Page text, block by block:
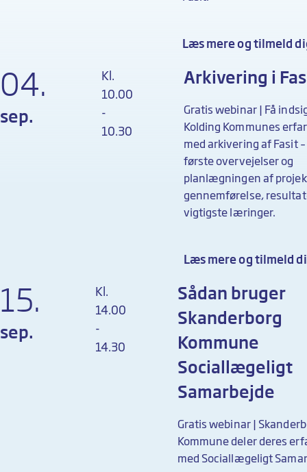
Læs mere og tilmeld
04.
sep.
Kl.
10.00
-
10.30
Arkivering i
Gratis webinar | Få
Kolding Kommunes
med arkivering af Fasit
første overvejelser og
planlægningen af
gennemførelse,
vigtigste læringer.
Læs mere og tilmeld
15.
sep.
Kl.
14.00
-
14.30
Sådan bruger
Skanderborg
Kommune
Sociallægeligt
Samarbejde
Gratis webinar |
Kommune deler deres
med Sociallægeligt